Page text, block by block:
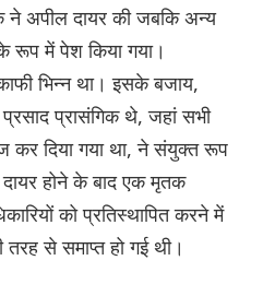
अपील दायर की जबकि अन्य
रूप में पेश किया गया।
भिन्न था। इसके बजाय,
प्रसाद प्रासंगिक थे, जहां सभी
कर दिया गया था, ने संयुक्त रूप
होने के बाद एक मृतक
को प्रतिस्थापित करने में
से समाप्त हो गई थी।